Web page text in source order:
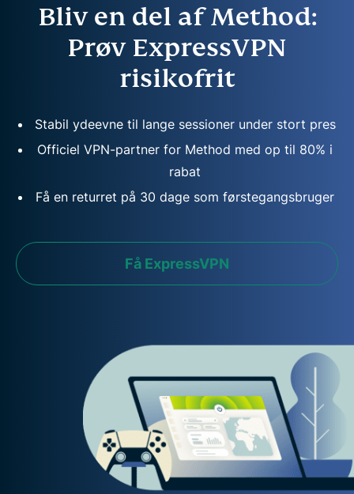
Bliv en del af Method:
Prøv ExpressVPN
risikofrit
Stabil ydeevne til lange sessioner under stort pres
Officiel VPN-partner for Method med op til 80% i
rabat
Få en returret på 30 dage som førstegangsbruger
Få ExpressVPN